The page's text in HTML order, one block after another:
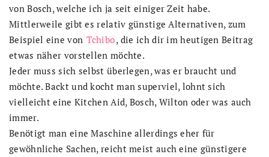
von Bosch, welche ich ja seit einiger Zeit habe.
Mittlerweile gibt es relativ günstige Alternativen, zum
Beispiel eine von Tchibo, die ich dir im heutigen Beitrag
etwas näher vorstellen möchte.
Jeder muss sich selbst überlegen, was er braucht und
möchte. Backt und kocht man superviel, lohnt sich
vielleicht eine Kitchen Aid, Bosch, Wilton oder was auch
immer.
Benötigt man eine Maschine allerdings eher für
gewöhnliche Sachen, reicht meist auch eine günstigere